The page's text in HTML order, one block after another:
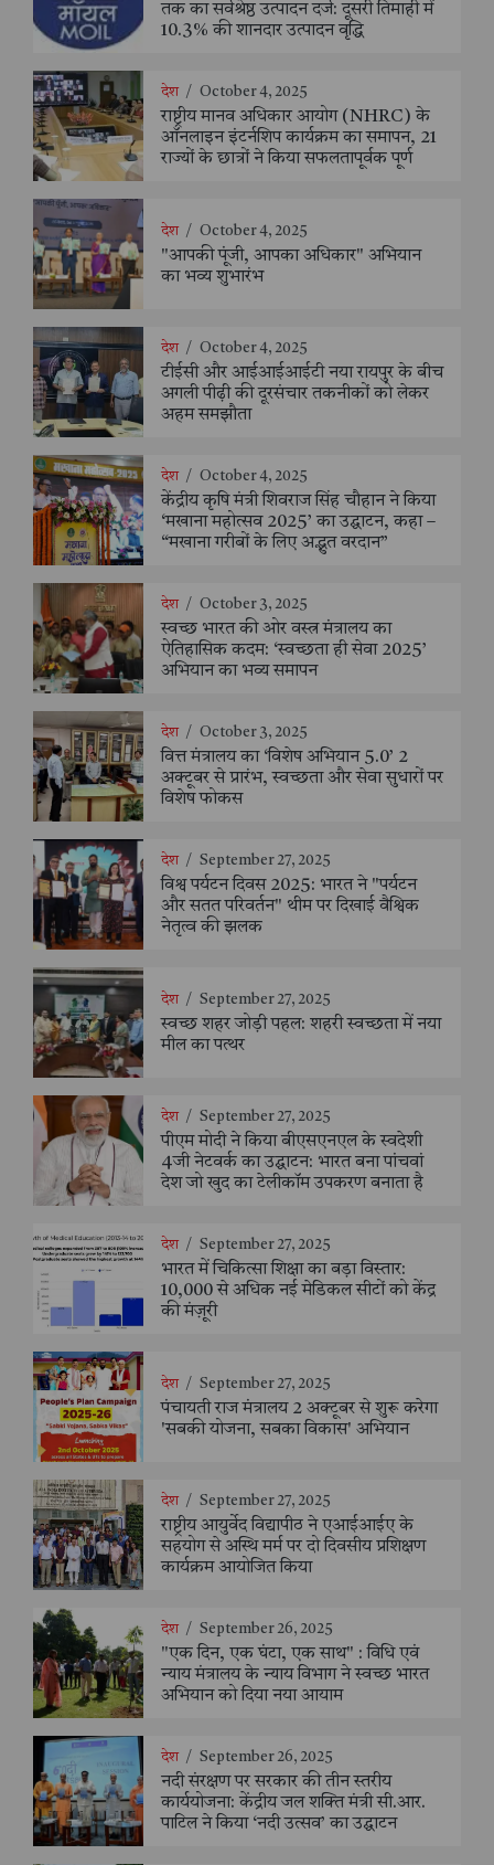
तक का सर्वश्रेष्ठ उत्पादन दर्ज: दूसरी तिमाही में
10.3% की शानदार उत्पादन वृद्धि
देश / October 4, 2025
राष्ट्रीय मानव अधिकार आयोग (NHRC) के
ऑनलाइन इंटर्नशिप कार्यक्रम का समापन, 21
राज्यों के छात्रों ने किया सफलतापूर्वक पूर्ण
देश / October 4, 2025
"आपकी पूंजी, आपका अधिकार" अभियान
का भव्य शुभारंभ
देश / October 4, 2025
टीईसी और आईआईआईटी नया रायपुर के बीच
अगली पीढ़ी की दूरसंचार तकनीकों को लेकर
अहम समझौता
देश / October 4, 2025
केंद्रीय कृषि मंत्री शिवराज सिंह चौहान ने किया
‘मखाना महोत्सव 2025’ का उद्घाटन, कहा –
“मखाना गरीबों के लिए अद्भुत वरदान”
देश / October 3, 2025
स्वच्छ भारत की ओर वस्त्र मंत्रालय का
ऐतिहासिक कदम: ‘स्वच्छता ही सेवा 2025’
अभियान का भव्य समापन
देश / October 3, 2025
वित्त मंत्रालय का ‘विशेष अभियान 5.0’ 2
अक्टूबर से प्रारंभ, स्वच्छता और सेवा सुधारों पर
विशेष फोकस
देश / September 27, 2025
विश्व पर्यटन दिवस 2025: भारत ने "पर्यटन
और सतत परिवर्तन" थीम पर दिखाई वैश्विक
नेतृत्व की झलक
देश / September 27, 2025
स्वच्छ शहर जोड़ी पहल: शहरी स्वच्छता में नया
मील का पत्थर
देश / September 27, 2025
पीएम मोदी ने किया बीएसएनएल के स्वदेशी
4जी नेटवर्क का उद्घाटन: भारत बना पांचवां
देश जो खुद का टेलीकॉम उपकरण बनाता है
देश / September 27, 2025
भारत में चिकित्सा शिक्षा का बड़ा विस्तार:
10,000 से अधिक नई मेडिकल सीटों को केंद्र
की मंज़ूरी
देश / September 27, 2025
पंचायती राज मंत्रालय 2 अक्टूबर से शुरू करेगा
'सबकी योजना, सबका विकास' अभियान
देश / September 27, 2025
राष्ट्रीय आयुर्वेद विद्यापीठ ने एआईआईए के
सहयोग से अस्थि मर्म पर दो दिवसीय प्रशिक्षण
कार्यक्रम आयोजित किया
देश / September 26, 2025
"एक दिन, एक घंटा, एक साथ" : विधि एवं
न्याय मंत्रालय के न्याय विभाग ने स्वच्छ भारत
अभियान को दिया नया आयाम
देश / September 26, 2025
नदी संरक्षण पर सरकार की तीन स्तरीय
कार्ययोजना: केंद्रीय जल शक्ति मंत्री सी.आर.
पाटिल ने किया ‘नदी उत्सव’ का उद्घाटन